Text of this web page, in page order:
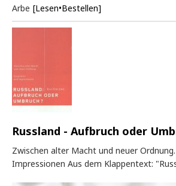
Arbe [Lesen•Bestellen]
Russland - Aufbruch oder
Zwischen alter Macht und neuer
Impressionen Aus dem Klappentext: